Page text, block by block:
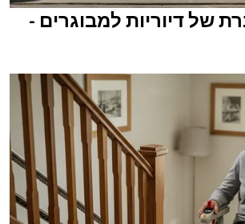
של דיוריות למבוגרים -